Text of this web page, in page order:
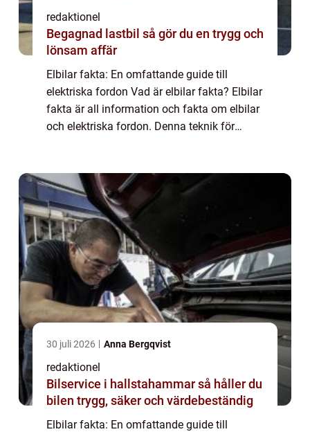
redaktionel
Begagnad lastbil så gör du en trygg och
lönsam affär
Elbilar fakta: En omfattande guide till
elektriska fordon Vad är elbilar fakta? Elbilar
fakta är all information och fakta om elbilar
och elektriska fordon. Denna teknik för
30 juli 2026 Anna Bergqvist
redaktionel
Bilservice i hallstahammar så håller du
bilen trygg, säker och värdebeständig
Elbilar fakta: En omfattande guide till